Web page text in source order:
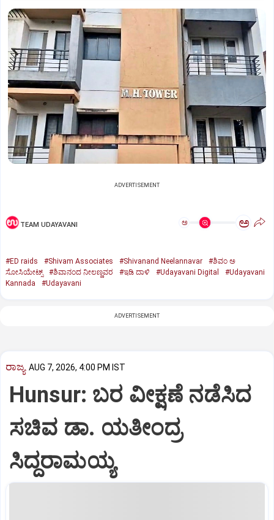
ADVERTISEMENT
TEAM UDAYAVANI ಅ ಅ
#ED raids #Shivam Associates #Shivanand Neelannavar
#ಶಿವಂ ಅ
ಸೋಸಿಯೇಟ್ಸ್
#ಶಿವಾನಂದ ನೀಲಣ್ಣವರ #ಇಡಿ ದಾಳಿ #Udayavani Digital
#Udayavani
Kannada
#Udayavani
ADVERTISEMENT
ರಾಜ್ಯ AUG 7, 2026, 4:00 PM IST
Hunsur: ಬರ ವೀಕ್ಷಣೆ ನಡೆಸಿದ
ಸಚಿವ ಡಾ. ಯತೀಂದ್ರ
ಸಿದ್ದರಾಮಯ್ಯ